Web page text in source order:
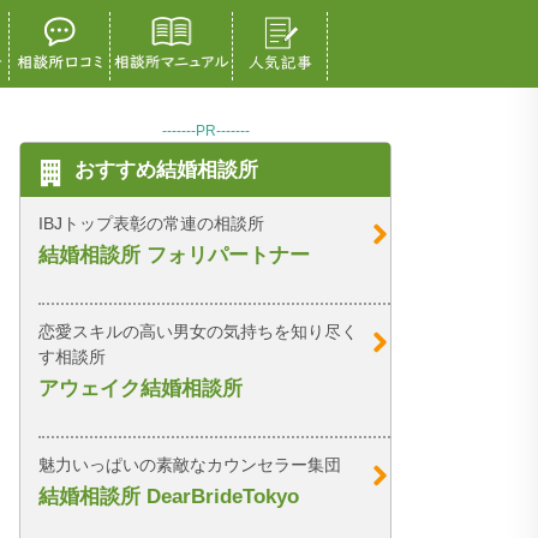
-------PR-------
おすすめ結婚相談所
IBJトップ表彰の常連の相談所
結婚相談所 フォリパートナー
恋愛スキルの高い男女の気持ちを知り尽く
す相談所
アウェイク結婚相談所
魅力いっぱいの素敵なカウンセラー集団
結婚相談所 DearBrideTokyo